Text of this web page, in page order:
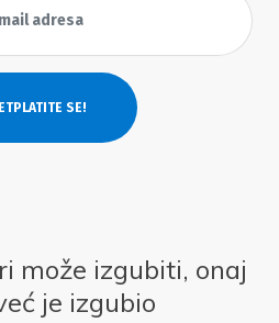
može izgubiti, onaj
je izgubio